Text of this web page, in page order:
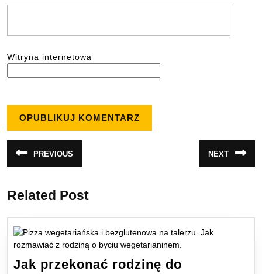
Witryna internetowa
Nawigacja
wpisu
PREVIOUS
wpis:
NEXT
wpis:
Related Post
Jak przekonać rodzinę do